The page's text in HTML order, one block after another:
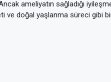
ameliyatın sağladığı
ve doğal yaşlanma süreci